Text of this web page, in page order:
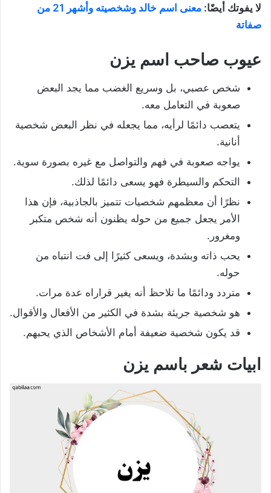
لا يفوتك أيضًا:
معنى اسم خالد وشخصيته وأشهر 21 من
صفاتة
عيوب صاحب اسم يزن
شخص عصبي، بل وسريع الغضب مما يجد البعض
صعوبة في التعامل معه.
يتعصب دائمًا لرأيه، مما يجعله في نظر البعض شخصية
أنانية.
يواجه صعوبة في فهم والتواصل مع غيره بصورة سوية.
التحكم والسيطرة فهو يسعى دائمًا لذلك.
نظرًا أن معظمهم شخصيات تتميز بالجاذبية، فإن هذا
الأمر يجعل جميع من حوله يظنون أنه شخص متكبر
ومغرور.
يحب ذاته وبشدة، ويسعى كثيرًا إلى فت انتباه من
حوله.
متردد ودائمًا ما تلاحظ أنه يغير قراراه عدة مرات.
هو شخصية جريئة بشدة في الكثير من الأفعال والأقوال.
قد يكون شخصية ضعيفة أمام الأشخاص الذي يحبهم.
ابيات شعر باسم يزن